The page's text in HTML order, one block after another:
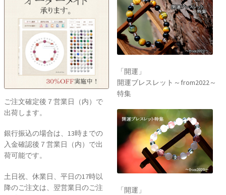
ご注文確定後７営業日（内）で
出荷します。
銀行振込の場合は、13時までの
入金確認後７営業日（内）で出
荷可能です。
土日祝、休業日、平日の17時以
降のご注文は、翌営業日のご注
「開運」
開運ブレスレット～from2022～
特集
「開運」